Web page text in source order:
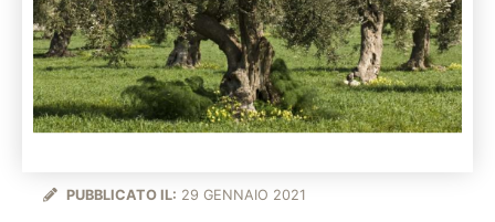
PUBBLICATO IL: 29 GENNAIO 2021